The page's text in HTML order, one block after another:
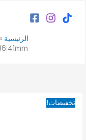
الرئيسية
تخفيضات!
الأصلي
140EGP.
90EGP.
Silicone